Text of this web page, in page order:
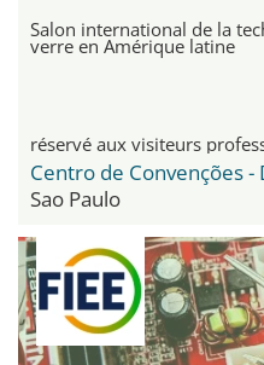
Salon international de la
verre en Amérique latine
réservé aux visiteurs
Centro de Convenções
Sao Paulo